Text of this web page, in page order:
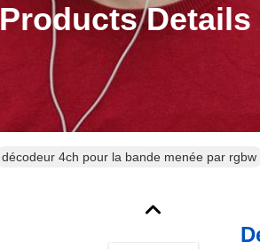
Products Details
décodeur 4ch pour la bande menée par rgbw